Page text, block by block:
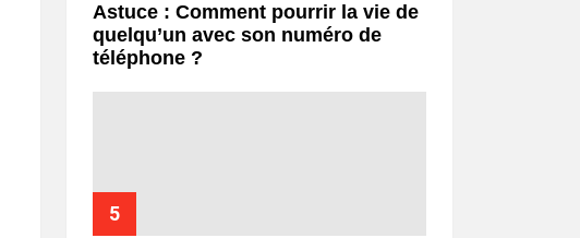
Astuce : Comment pourrir la vie de
quelqu’un avec son numéro de
téléphone ?